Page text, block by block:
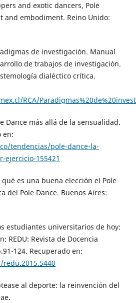
and exotic dancers, Pole
and embodiment. Reino Unido:
de investigación. Manual
de trabajos de investigación.
dialéctico crítica.
RCA/
Dance más allá de la sensualidad.
en:
tendencias/pole-dance-la-
ejercicio-155421
qué es una buena elección el Pole
del Pole Dance. Buenos Aires:
estudiantes universitarios de hoy:
REDU: Revista de Docencia
124. Recuperado en:
al deporte: la reinvención del